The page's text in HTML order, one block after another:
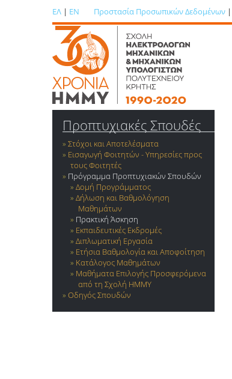
ΕΛ | EN Προστασία Προσωπικών Δεδομένων |
Προπτυχιακές Σπουδές
Στόχοι και Αποτελέσματα
Εισαγωγή Φοιτητών - Υπηρεσίες προς
τους Φοιτητές
Πρόγραμμα Προπτυχιακών Σπουδών
Δομή Προγράμματος
Δήλωση και Βαθμολόγηση
Μαθημάτων
Πρακτική Άσκηση
Εκπαιδευτικές Εκδρομές
Διπλωματική Εργασία
Ετήσια Βαθμολογία και Αποφοίτηση
Κατάλογος Μαθημάτων
Μαθήματα Επιλογής Προσφερόμενα
από τη Σχολή ΗΜΜΥ
Οδηγός Σπουδών